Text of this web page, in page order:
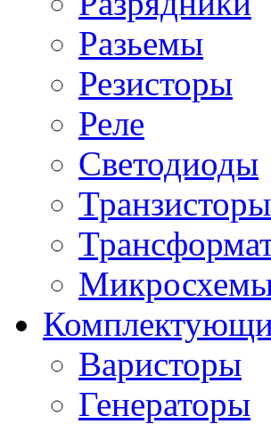
Разьемы
Резисторы
Реле
Светодиоды
Транзисторы
Варисторы
Генераторы